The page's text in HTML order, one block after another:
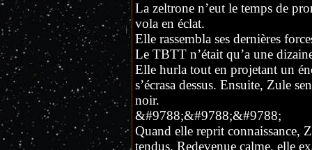
La zeltrone n’eut le temps de
vola en éclat.
Elle rassembla ses dernières
Le TBTT n’était qu’a une
Elle hurla tout en projetant un
s’écrasa dessus. Ensuite, Zule
noir.
&#9788;&#9788;&#9788;
Quand elle reprit connaissance,
tendus. Redevenue calme, elle